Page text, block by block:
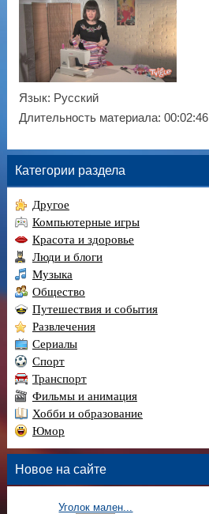
Язык: Русский
Длительность материала: 00:02:46
Категории раздела
Другое
Компьютерные игры
Красота и здоровье
Люди и блоги
Музыка
Общество
Путешествия и события
Развлечения
Сериалы
Спорт
Транспорт
Фильмы и анимация
Хобби и образование
Юмор
Новое на сайте
Уголок мален...